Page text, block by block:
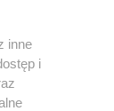
inne
i